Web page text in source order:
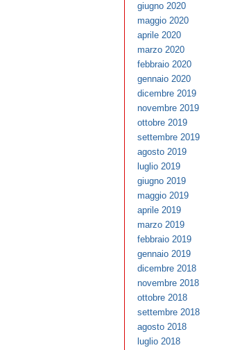
giugno 2020
maggio 2020
aprile 2020
marzo 2020
febbraio 2020
gennaio 2020
dicembre 2019
novembre 2019
ottobre 2019
settembre 2019
agosto 2019
luglio 2019
giugno 2019
maggio 2019
aprile 2019
marzo 2019
febbraio 2019
gennaio 2019
dicembre 2018
novembre 2018
ottobre 2018
settembre 2018
agosto 2018
luglio 2018